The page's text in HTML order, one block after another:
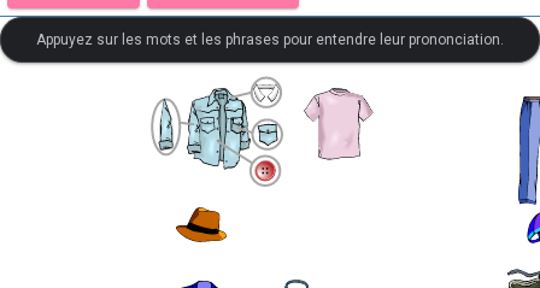
DÉFI D’ORAL DÉFI D’ÉCOUTE
Appuyez sur les mots et les phrases pour entendre leur prononciation.